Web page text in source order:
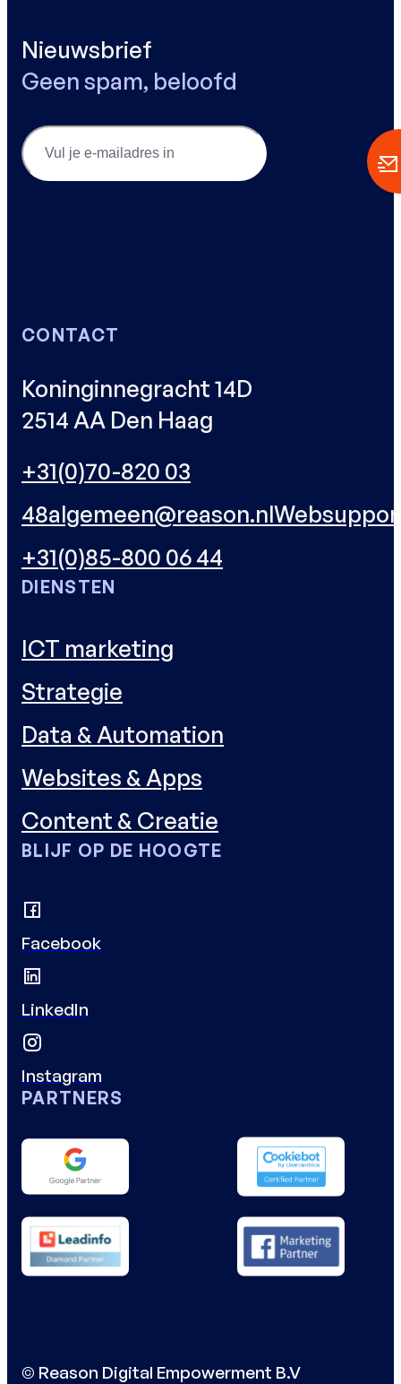
Nieuwsbrief
Geen spam, beloofd
Email
CONTACT
Koninginnegracht 14D
2514 AA Den Haag
+31(0)70-820 03
48algemeen@reason.nl
+31(0)85-800 06 44
DIENSTEN
ICT marketing
Strategie
Data & Automation
Websites & Apps
Content & Creatie
BLIJF OP DE HOOGTE
Facebook
LinkedIn
Instagram
PARTNERS
© Reason Digital Empowerment B.V